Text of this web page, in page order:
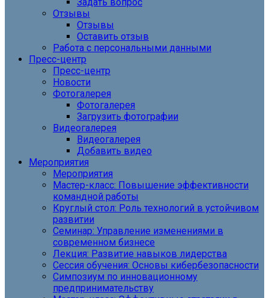
Отзывы
Отзывы
Оставить отзыв
Работа с персональными данными
Пресс-центр
Пресс-центр
Новости
Фотогалерея
Фотогалерея
Загрузить фотографии
Видеогалерея
Видеогалерея
Добавить видео
Мероприятия
Мероприятия
Мастер-класс: Повышение эффективности
командной работы
Круглый стол: Роль технологий в устойчивом
развитии
Семинар: Управление изменениями в
современном бизнесе
Лекция: Развитие навыков лидерства
Сессия обучения: Основы кибербезопасности
Симпозиум по инновационному
предпринимательству